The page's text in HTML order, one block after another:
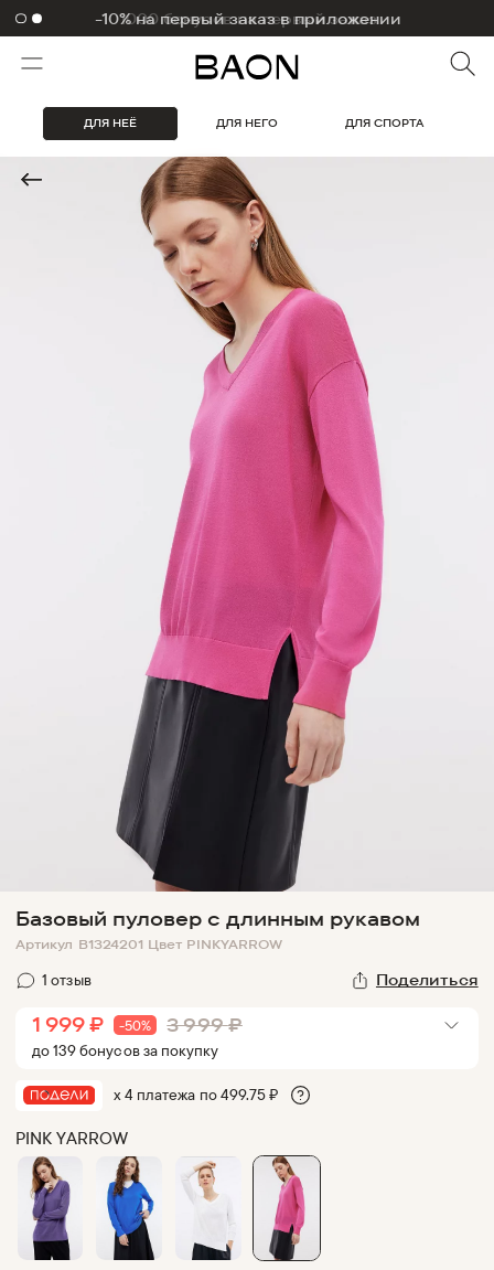
-10% на первый заказ в приложении
ДЛЯ НЕЁ ДЛЯ НЕГО ДЛЯ СПОРТА
Базовый пуловер с длинным рукавом
Артикул B1324201 Цвет PINKYARROW
1 отзыв Поделиться
1 999 ₽ -50% 3 999 ₽
до139бонусовза покупку
х 4 платежа по499.75₽
PINK YARROW